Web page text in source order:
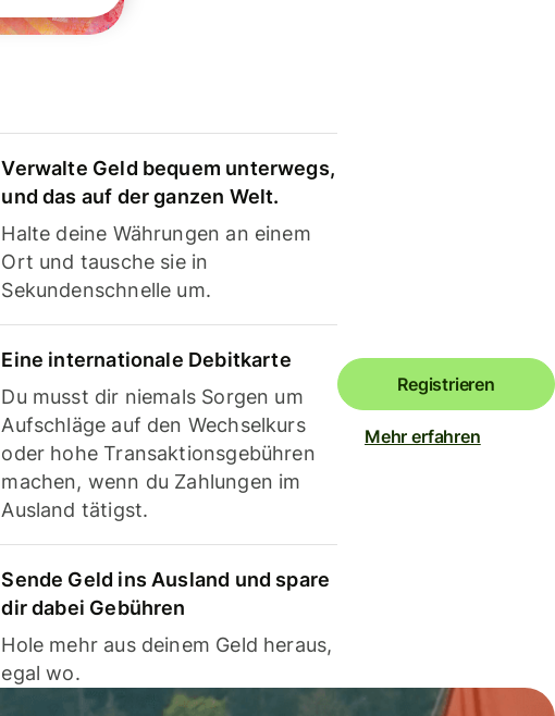
Verwalte Geld bequem unterwegs,
und das auf der ganzen Welt.
Halte deine Währungen an einem
Ort und tausche sie in
Sekundenschnelle um.
Eine internationale Debitkarte
Du musst dir niemals Sorgen um
Aufschläge auf den Wechselkurs
oder hohe Transaktionsgebühren
machen, wenn du Zahlungen im
Ausland tätigst.
Sende Geld ins Ausland und spare
dir dabei Gebühren
Hole mehr aus deinem Geld heraus,
egal wo.
Registrieren
Mehr erfahren